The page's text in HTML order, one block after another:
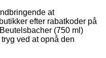
at
efter rabatkoder på
(750 ml)
ved at opnå den